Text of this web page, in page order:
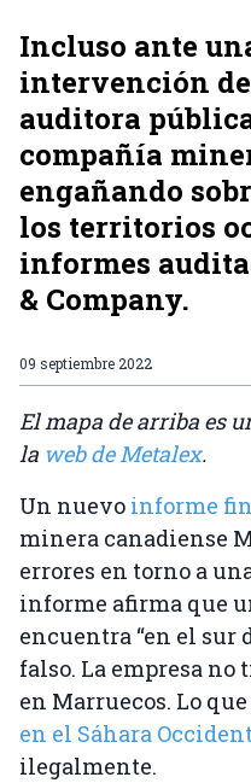
Incluso ante
intervención
auditora
compañía
engañando
los territorios
informes
& Company.
09 septiembre 2022
El mapa de arriba es
la web de Metalex.
Un nuevo informe
minera canadiense
errores en torno a
informe afirma que
encuentra “en el sur
falso. La empresa
en Marruecos. Lo
en el Sáhara
ilegalmente.